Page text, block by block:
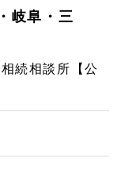
岐阜・三
続相談所【公